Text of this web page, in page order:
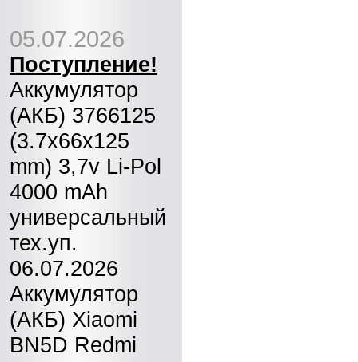
05.07.2026
Поступление!
Аккумулятор
(АКБ) 3766125
(3.7x66x125
mm) 3,7v Li-Pol
4000 mAh
универсальный
тех.уп.
06.07.2026
Аккумулятор
(АКБ) Xiaomi
BN5D Redmi